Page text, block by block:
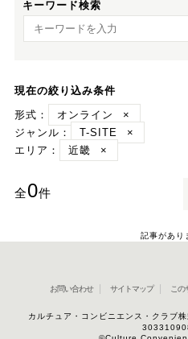
キーワード検索
キーワード検索
現在の絞り込み条件
形式：
オンライン
×
ジャンル：
T-SITE
×
エリア：
近畿 ×
全0件
記事があり
お問い合わせ サイトマップ この
カルチュア・コンビニエンス・クラ